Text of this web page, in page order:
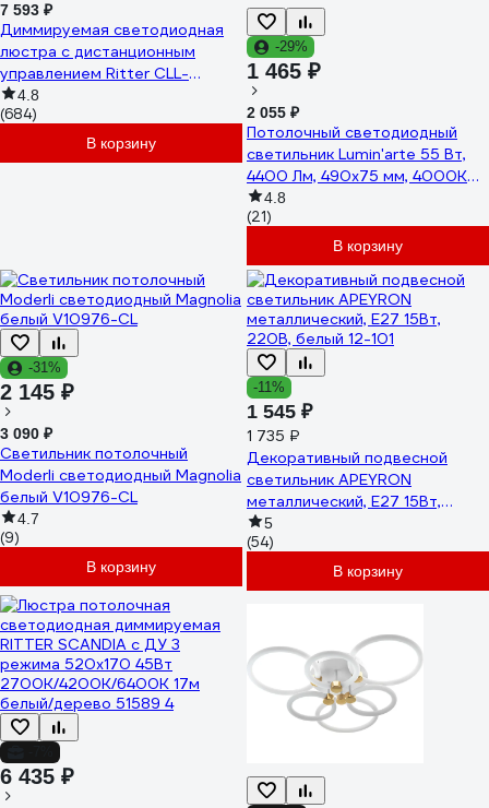
7 593 ₽
Диммируемая светодиодная
люстра с дистанционным
управлением Ritter CLL-
52224/100W, 52224 9
4.8
(684)
В корзину
-29%
1 465 ₽
2 055 ₽
Потолочный светодиодный
светильник Lumin'arte 55 Вт,
4400 Лм, 490x75 мм, 4000К
дневной свет, освещает 36 м²
CLL13
4.8
(21)
В корзину
-31%
2 145 ₽
3 090 ₽
Светильник потолочный
Moderli светодиодный Magnolia
белый V10976-CL
4.7
(9)
В корзину
-11%
1 545 ₽
1 735 ₽
Декоративный подвесной
светильник APEYRON
металлический, Е27 15Вт,
220В, белый 12-101
5
(54)
В корзину
6 435 ₽